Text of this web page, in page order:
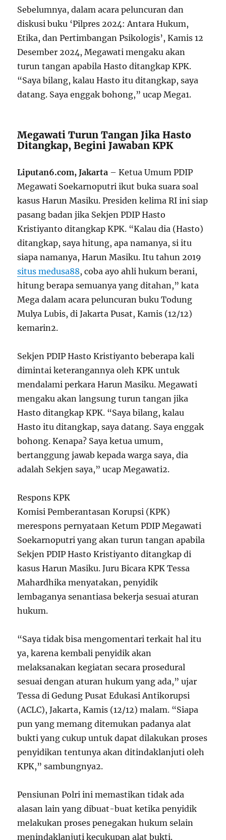
Sebelumnya, dalam acara peluncuran dan
diskusi buku ‘Pilpres 2024: Antara Hukum,
Etika, dan Pertimbangan Psikologis’, Kamis 12
Desember 2024, Megawati mengaku akan
turun tangan apabila Hasto ditangkap KPK.
“Saya bilang, kalau Hasto itu ditangkap, saya
datang. Saya enggak bohong,” ucap Mega1.
Megawati Turun Tangan Jika Hasto
Ditangkap, Begini Jawaban KPK
Liputan6.com, Jakarta – Ketua Umum PDIP
Megawati Soekarnoputri ikut buka suara soal
kasus Harun Masiku. Presiden kelima RI ini siap
pasang badan jika Sekjen PDIP Hasto
Kristiyanto ditangkap KPK. “Kalau dia (Hasto)
ditangkap, saya hitung, apa namanya, si itu
siapa namanya, Harun Masiku. Itu tahun 2019
situs medusa88, coba ayo ahli hukum berani,
hitung berapa semuanya yang ditahan,” kata
Mega dalam acara peluncuran buku Todung
Mulya Lubis, di Jakarta Pusat, Kamis (12/12)
kemarin2.
Sekjen PDIP Hasto Kristiyanto beberapa kali
dimintai keterangannya oleh KPK untuk
mendalami perkara Harun Masiku. Megawati
mengaku akan langsung turun tangan jika
Hasto ditangkap KPK. “Saya bilang, kalau
Hasto itu ditangkap, saya datang. Saya enggak
bohong. Kenapa? Saya ketua umum,
bertanggung jawab kepada warga saya, dia
adalah Sekjen saya,” ucap Megawati2.
Respons KPK
Komisi Pemberantasan Korupsi (KPK)
merespons pernyataan Ketum PDIP Megawati
Soekarnoputri yang akan turun tangan apabila
Sekjen PDIP Hasto Kristiyanto ditangkap di
kasus Harun Masiku. Juru Bicara KPK Tessa
Mahardhika menyatakan, penyidik
lembaganya senantiasa bekerja sesuai aturan
hukum.
“Saya tidak bisa mengomentari terkait hal itu
ya, karena kembali penyidik akan
melaksanakan kegiatan secara prosedural
sesuai dengan aturan hukum yang ada,” ujar
Tessa di Gedung Pusat Edukasi Antikorupsi
(ACLC), Jakarta, Kamis (12/12) malam. “Siapa
pun yang memang ditemukan padanya alat
bukti yang cukup untuk dapat dilakukan proses
penyidikan tentunya akan ditindaklanjuti oleh
KPK,” sambungnya2.
Pensiunan Polri ini memastikan tidak ada
alasan lain yang dibuat-buat ketika penyidik
melakukan proses penegakan hukum selain
menindaklanjuti kecukupan alat bukti.